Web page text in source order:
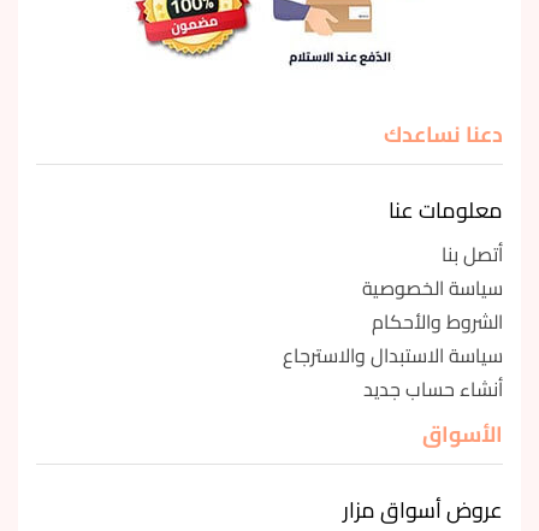
دعنا نساعدك
معلومات عنا
أتصل بنا
سياسة الخصوصية
الشروط والأحكام
سياسة الاستبدال والاسترجاع
أنشاء حساب جديد
الأسواق
عروض أسواق مزار